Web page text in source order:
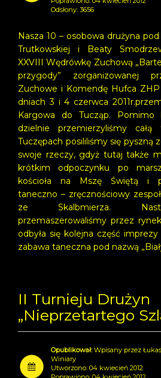
Buska drużyna
Odsłony: 3656
Nasza 10 – osobowa drużyna
Trutkowskiej i Beaty
XXVIII Wędrówkę Zuchową
przygody” zorganizowanej
Zuchowe i Komendę Hufca
dniach 3 i 4 czerwca
Kargowa do Tucząp. Pomimo
dzielnie przemierzyliśmy
Tuczępach posililiśmy się pyszną
swoje rzeczy, gdyż tutaj także
krótkim odpoczynku po
kościoła na Mszę Świętą i
taneczno – zręcznościowy
ze Skalbmierza.
przemaszerowaliśmy przez
odbyła się kolejna część
zabawa taneczna pod nazwą
II Turnieju Drużyn
„Nieprzetartego
Wpisany przez
Winiary
Utworzono: 04 kwiecień 2012